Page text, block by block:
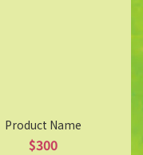
Product Name
$300